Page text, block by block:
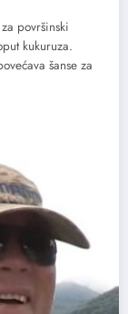
površinski
kukuruza.
šanse za